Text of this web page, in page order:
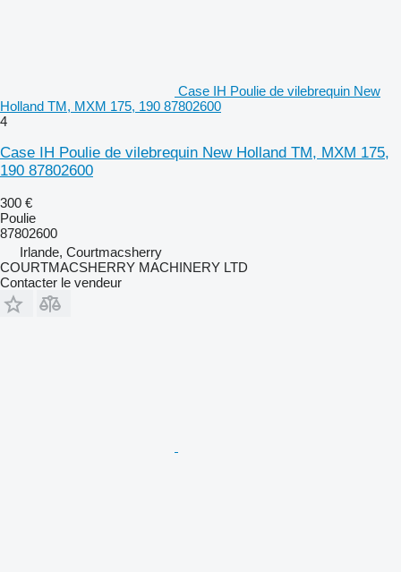
Case IH Poulie de vilebrequin New
Holland TM, MXM 175, 190 87802600
4
Case IH Poulie de vilebrequin New Holland TM, MXM 175,
190 87802600
300 €
Poulie
87802600
Irlande, Courtmacsherry
COURTMACSHERRY MACHINERY LTD
Contacter le vendeur